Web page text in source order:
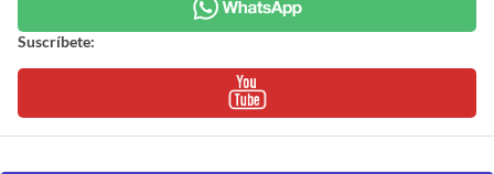
Suscríbete: